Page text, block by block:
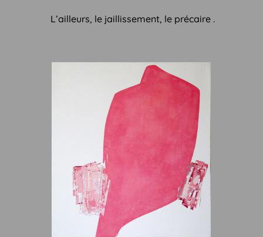
L’ailleurs, le jaillissement, le précaire .